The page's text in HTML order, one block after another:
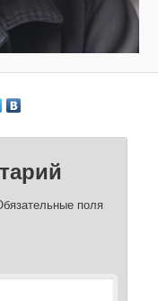
поля